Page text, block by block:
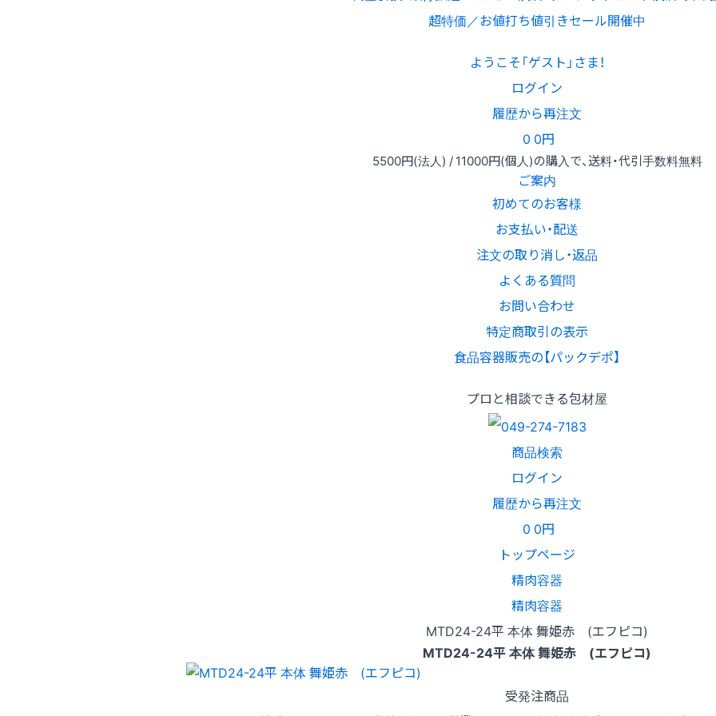
超特価／お値打ち値引きセール開催中
ようこそ「ゲスト」さま！
ログイン
履歴から再注文
0 0円
5500円(法人) /11000円(個人)の購入で、送料・代引手数料無料
ご案内
初めてのお客様
お支払い・配送
注文の取り消し・返品
よくある質問
お問い合わせ
特定商取引の表示
食品容器販売の【パックデポ】
プロと相談できる包材屋
商品検索
ログイン
履歴から再注文
0 0円
トップページ
精肉容器
精肉容器
MTD24-24平 本体 舞姫赤 (エフピコ)
MTD24-24平 本体 舞姫赤 (エフピコ)
受発注商品